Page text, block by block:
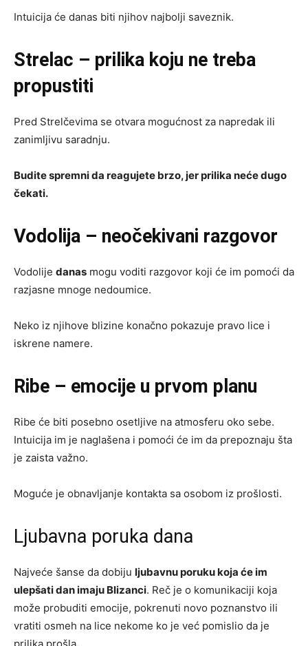
Intuicija će danas biti njihov najbolji saveznik.
Strelac – prilika koju ne treba
propustiti
Pred Strelčevima se otvara mogućnost za napredak ili
zanimljivu saradnju.
Budite spremni da reagujete brzo, jer prilika neće dugo
čekati.
Vodolija – neočekivani razgovor
Vodolije danas mogu voditi razgovor koji će im pomoći da
razjasne mnoge nedoumice.
Neko iz njihove blizine konačno pokazuje pravo lice i
iskrene namere.
Ribe – emocije u prvom planu
Ribe će biti posebno osetljive na atmosferu oko sebe.
Intuicija im je naglašena i pomoći će im da prepoznaju šta
je zaista važno.
Moguće je obnavljanje kontakta sa osobom iz prošlosti.
Ljubavna poruka dana
Najveće šanse da dobiju ljubavnu poruku koja će im
ulepšati dan imaju Blizanci. Reč je o komunikaciji koja
može probuditi emocije, pokrenuti novo poznanstvo ili
vratiti osmeh na lice nekome ko je već pomislio da je